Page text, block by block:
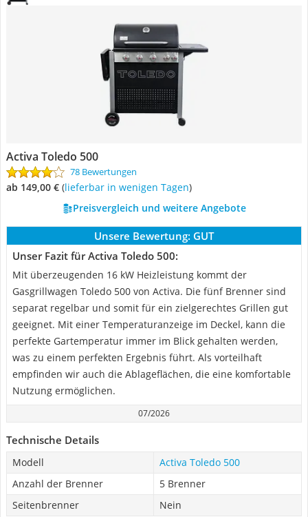
Activa Toledo 500
78 Bewertungen
ab 149,00 € ( Lieferbar in wenigen Tagen)
Preisvergleich und weitere Angebote
Unsere Bewertung: GUT
Unser Fazit für Activa Toledo 500:
Mit überzeugenden 16 kW Heizleistung kommt der
Gasgrillwagen Toledo 500 von Activa. Die fünf Brenner sind
separat regelbar und somit für ein zielgerechtes Grillen gut
geeignet. Mit einer Temperaturanzeige im Deckel, kann die
perfekte Gartemperatur immer im Blick gehalten werden,
was zu einem perfekten Ergebnis führt. Als vorteilhaft
empfinden wir auch die Ablageflächen, die eine komfortable
Nutzung ermöglichen.
07/2026
Technische Details
Modell
Activa Toledo 500
Anzahl der Brenner
5 Brenner
Seitenbrenner
Nein